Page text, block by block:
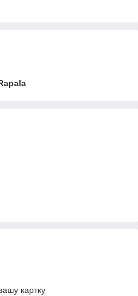
картку